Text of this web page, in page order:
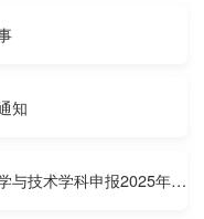
知
欢迎海外青年依托山东大学海洋科学与技术学科申报2025年度国家海外优青项目